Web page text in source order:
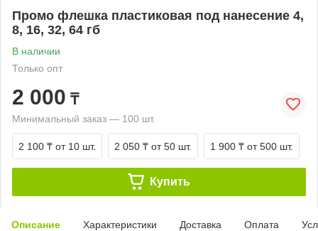
Промо флешка пластиковая под нанесение 4,
8, 16, 32, 64 гб
В наличии
Только опт
2 000 ₸
Минимальный заказ — 100 шт.
2 100 ₸ от 10 шт. 2 050 ₸ от 50 шт. 1 900 ₸ от 500 шт.
Купить
Описание Характеристики Доставка Оплата